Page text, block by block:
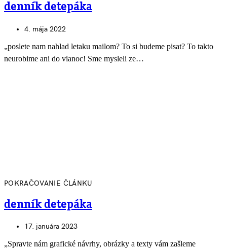
denník detepáka
4. mája 2022
„poslete nam nahlad letaku mailom? To si budeme pisat? To takto
neurobime ani do vianoc! Sme mysleli ze…
POKRAČOVANIE ČLÁNKU
denník detepáka
17. januára 2023
„Spravte nám grafické návrhy, obrázky a texty vám zašleme